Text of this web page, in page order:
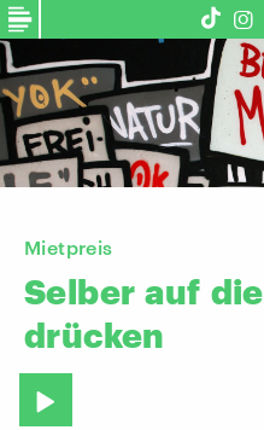
Mietpreis
Selber auf die
drücken